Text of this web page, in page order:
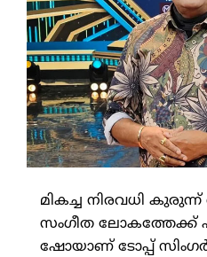
മികച്ച നിരവധി
സംഗീത ലോകത്തേക്ക്
ഷോയാണ് ടോപ്പ്